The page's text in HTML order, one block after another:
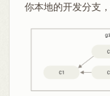
你本地的开发分支